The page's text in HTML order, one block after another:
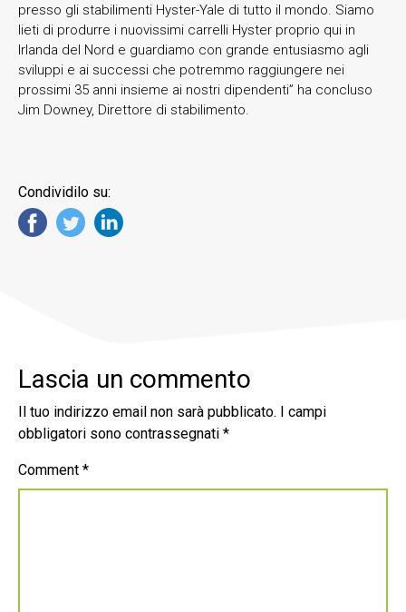
presso gli stabilimenti Hyster-Yale di tutto il mondo. Siamo
lieti di produrre i nuovissimi carrelli Hyster proprio qui in
Irlanda del Nord e guardiamo con grande entusiasmo agli
sviluppi e ai successi che potremmo raggiungere nei
prossimi 35 anni insieme ai nostri dipendenti” ha concluso
Jim Downey, Direttore di stabilimento.
Condividilo su:
Lascia un commento
Il tuo indirizzo email non sarà pubblicato.
I campi
obbligatori sono contrassegnati *
Comment *